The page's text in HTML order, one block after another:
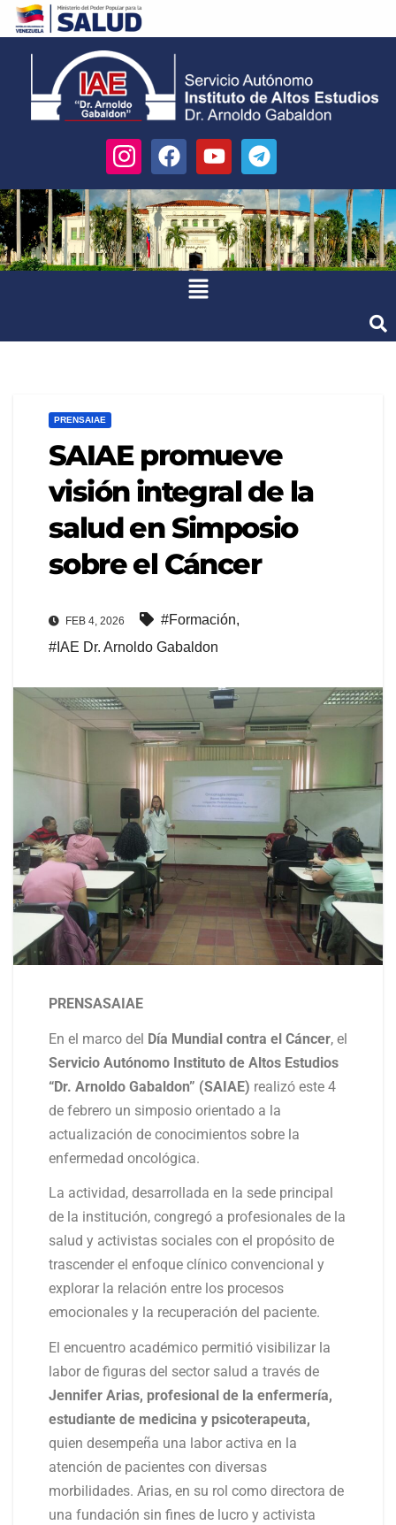
PRENSAIAE
SAIAE promueve
visión integral de la
salud en Simposio
sobre el Cáncer
FEB 4, 2026 #Formación,
#IAE Dr. Arnoldo Gabaldon
PRENSASAIAE
En el marco del Día Mundial contra el Cáncer, el
Servicio Autónomo Instituto de Altos Estudios
“Dr. Arnoldo Gabaldon” (SAIAE) realizó este 4
de febrero un simposio orientado a la
actualización de conocimientos sobre la
enfermedad oncológica.
La actividad, desarrollada en la sede principal
de la institución, congregó a profesionales de la
salud y activistas sociales con el propósito de
trascender el enfoque clínico convencional y
explorar la relación entre los procesos
emocionales y la recuperación del paciente.
El encuentro académico permitió visibilizar la
labor de figuras del sector salud a través de
Jennifer Arias, profesional de la enfermería,
estudiante de medicina y psicoterapeuta,
quien desempeña una labor activa en la
atención de pacientes con diversas
morbilidades. Arias, en su rol como directora de
una fundación sin fines de lucro y activista